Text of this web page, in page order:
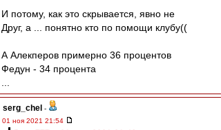
И потому, как это скрывается, явно не
Друг, а ... понятно кто по помощи клубу((
А Алекперов примерно 36 процентов
Федун - 34 процента
serg_chel -
01 ноя 2021 21:54